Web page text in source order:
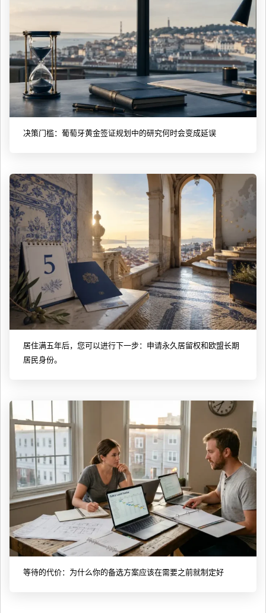
决策门槛：葡萄牙黄金签证规划中的研究何时会变成延误
居住满五年后，您可以进行下一步：申请永久居留权和欧盟长期
居民身份。
等待的代价：为什么你的备选方案应该在需要之前就制定好